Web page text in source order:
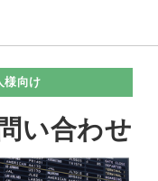
様向け
い合わせ